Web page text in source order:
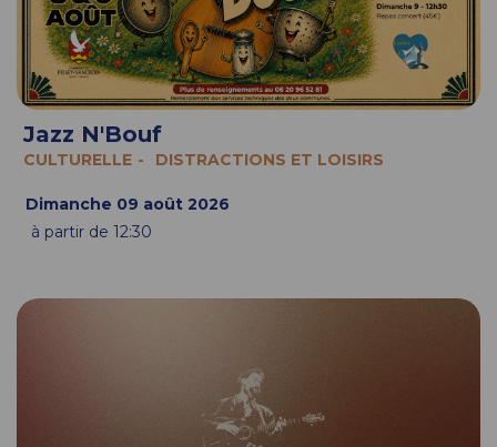
Jazz N'Bouf
CULTURELLE DISTRACTIONS ET LOISIRS
Dimanche 09 août 2026
à partir de 12:30